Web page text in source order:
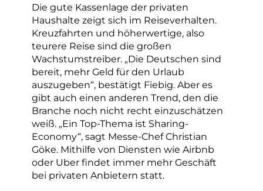
Die gute Kassenlage der privaten
Haushalte zeigt sich im Reiseverhalten.
Kreuzfahrten und höherwertige, also
teurere Reise sind die großen
Wachstumstreiber. „Die Deutschen sind
bereit, mehr Geld für den Urlaub
auszugeben“, bestätigt Fiebig. Aber es
gibt auch einen anderen Trend, den die
Branche noch nicht recht einzuschätzen
weiß. „Ein Top-Thema ist Sharing-
Economy“, sagt Messe-Chef Christian
Göke. Mithilfe von Diensten wie Airbnb
oder Uber findet immer mehr Geschäft
bei privaten Anbietern statt.